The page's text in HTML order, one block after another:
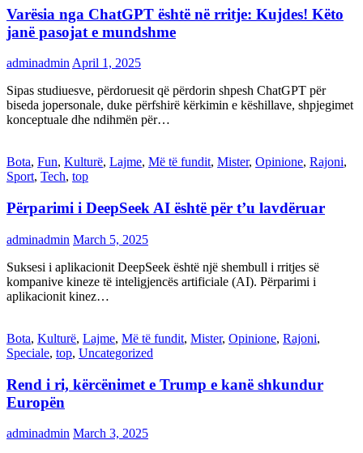
Varësia nga ChatGPT është në rritje: Kujdes! Këto
janë pasojat e mundshme
adminadmin April 1, 2025
Sipas studiuesve, përdoruesit që përdorin shpesh ChatGPT për
biseda jopersonale, duke përfshirë kërkimin e këshillave, shpjegimet
konceptuale dhe ndihmën për…
Bota, Fun, Kulturë, Lajme, Më të fundit, Mister, Opinione, Rajoni,
Sport, Tech, top
Përparimi i DeepSeek AI është për t’u lavdëruar
adminadmin March 5, 2025
Suksesi i aplikacionit DeepSeek është një shembull i rritjes së
kompanive kineze të inteligjencës artificiale (AI). Përparimi i
aplikacionit kinez…
Bota, Kulturë, Lajme, Më të fundit, Mister, Opinione, Rajoni,
Speciale, top, Uncategorized
Rend i ri, kërcënimet e Trump e kanë shkundur
Europën
adminadmin March 3, 2025